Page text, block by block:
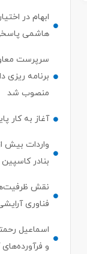
ابهام در
هاشمی پاسخی
سرپرست
برنامه ریزی
منصوب شد
آغاز به کار
بنادر كاسپین
نقش
فناوری
اسماعیل
و